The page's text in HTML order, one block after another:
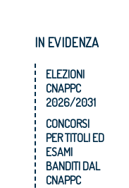
IN EVIDENZA
ELEZIONI
CNAPPC
2026/2031
CONCORSI
PER TITOLI ED
ESAMI
BANDITI DAL
CNAPPC